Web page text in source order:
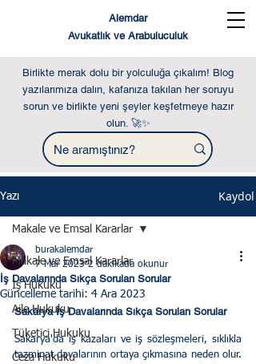
Alemdar
Avukatlık ve Arabuluculuk
Birlikte merak dolu bir yolculuğa çıkalım! Blog
yazılarımıza dalın, kafanıza takılan her soruyu
sorun ve birlikte yeni şeyler keşfetmeye hazır
olun. 🚀✨
Yazı Kaydol
Makale ve Emsal Kararlar
İş Hukuku
Aile Hukuku
Tüketici Hukuku
Ceza Hukuku
Makale ve Emsal Kararlar
İş Davalarında Sıkça Sorulan Sorular
burakalemdar
7 Mar 2023 2 dakikada okunur
Güncelleme tarihi: 4 Ara 2023
Sakarya İş Davalarında Sıkça Sorulan Sorular
Sakarya'da iş kazaları ve iş sözleşmeleri, sıklıkla
tazminat davalarının ortaya çıkmasına neden olur.